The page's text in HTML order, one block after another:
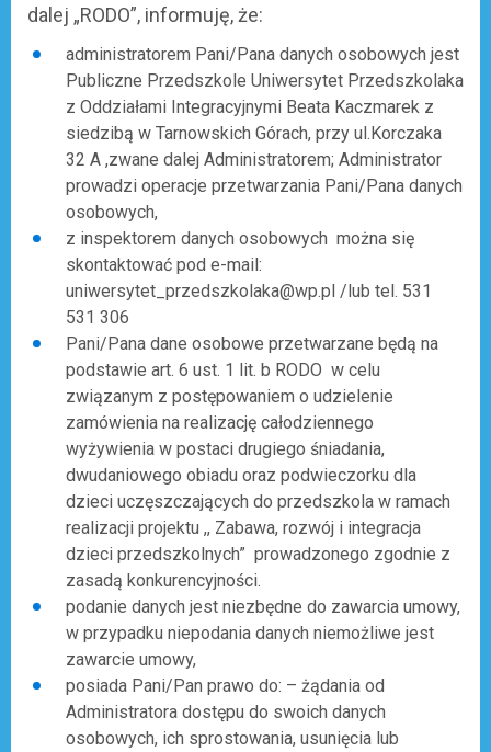
dalej „RODO”, informuję, że:
administratorem Pani/Pana danych osobowych jest
Publiczne Przedszkole Uniwersytet Przedszkolaka
z Oddziałami Integracyjnymi Beata Kaczmarek z
siedzibą w Tarnowskich Górach, przy ul.Korczaka
32 A ,zwane dalej Administratorem; Administrator
prowadzi operacje przetwarzania Pani/Pana danych
osobowych,
z inspektorem danych osobowych można się
skontaktować pod e-mail:
uniwersytet_przedszkolaka@wp.pl /lub tel. 531
531 306
Pani/Pana dane osobowe przetwarzane będą na
podstawie art. 6 ust. 1 lit. b RODO w celu
związanym z postępowaniem o udzielenie
zamówienia na realizację całodziennego
wyżywienia w postaci drugiego śniadania,
dwudaniowego obiadu oraz podwieczorku dla
dzieci uczęszczających do przedszkola w ramach
realizacji projektu ,, Zabawa, rozwój i integracja
dzieci przedszkolnych” prowadzonego zgodnie z
zasadą konkurencyjności.
podanie danych jest niezbędne do zawarcia umowy,
w przypadku niepodania danych niemożliwe jest
zawarcie umowy,
posiada Pani/Pan prawo do: – żądania od
Administratora dostępu do swoich danych
osobowych, ich sprostowania, usunięcia lub